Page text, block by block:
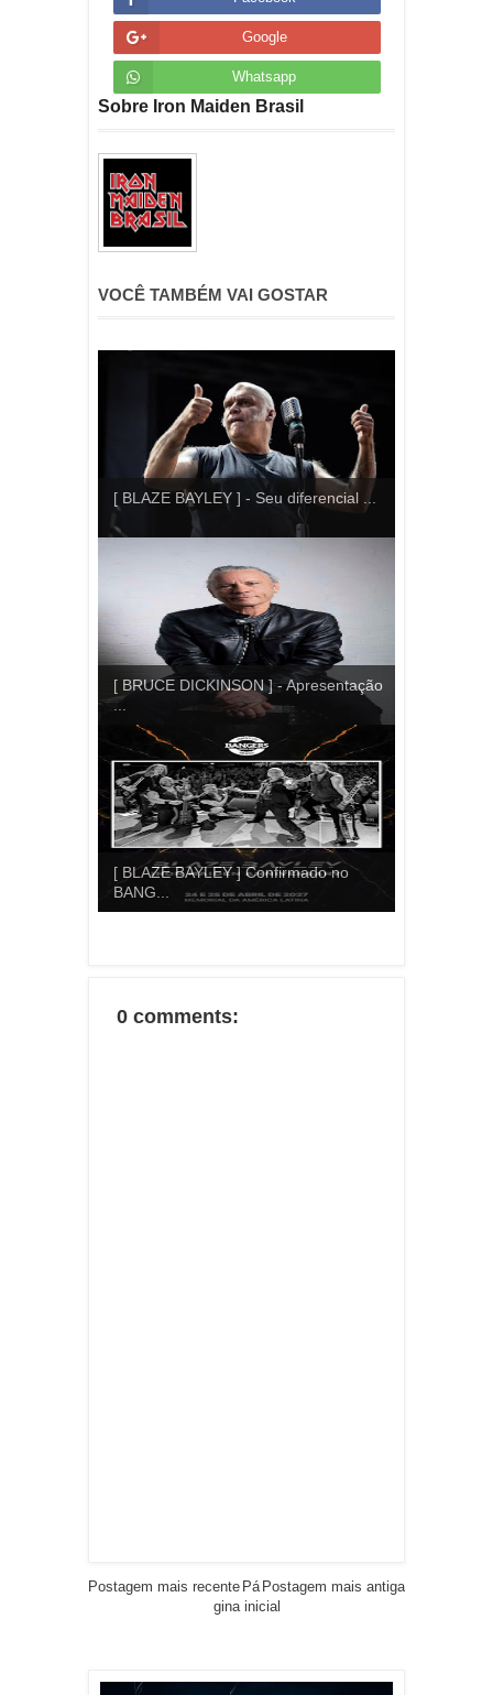
Google
Whatsapp
Sobre Iron Maiden Brasil
VOCÊ TAMBÉM VAI GOSTAR
[ BLAZE BAYLEY ] - Seu diferencial ...
[ BRUCE DICKINSON ] - Apresentação
...
[ BLAZE BAYLEY ] Confirmado no
BANG...
0 comments:
Postagem mais recente Postagem mais antiga
Pá
gina inicial